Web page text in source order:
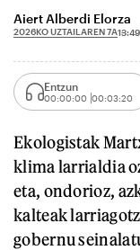
Aiert Alberdi Elorza
2026KO UZTAILAREN 7A13:49
Entzun
00:00:00 00:03:20
Ekologistak
klima larrialdia
eta, ondorioz,
kalteak
gobernu